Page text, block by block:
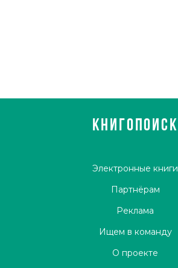
КНИГОПОИСК
Электронные книги
Партнёрам
Реклама
Ищем в команду
О проекте